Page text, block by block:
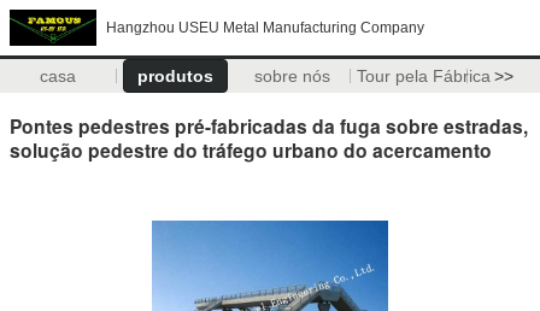
Hangzhou USEU Metal Manufacturing Company
casa produtos sobre nós Tour pela Fábrica >>
Pontes pedestres pré-fabricadas da fuga sobre estradas,
solução pedestre do tráfego urbano do acercamento